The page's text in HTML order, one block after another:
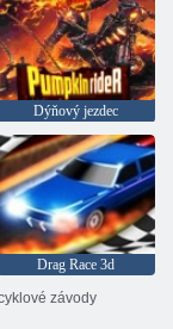
Dýňový jezdec
Drag Race 3d
závody